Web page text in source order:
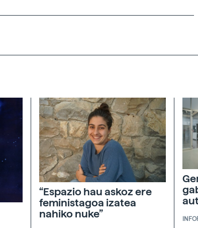
“Espazio hau askoz ere
feministagoa izatea
nahiko nuke”